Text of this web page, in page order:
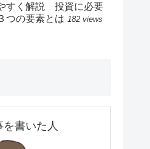
すく解説 投資に必要
つの要素とは 182 views
を書いた人